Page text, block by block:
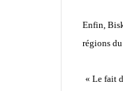
Enfin,
régions
« Le fait